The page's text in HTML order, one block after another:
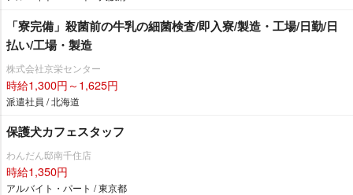
「寮完備」殺菌前の牛乳の細菌検査/即入寮/製造・工場/日勤/日
払い/工場・製造
株式会社京栄センター
時給1,300円～1,625円
派遣社員 / 北海道
保護犬カフェスタッフ
わんだん邸南千住店
時給1,350円
アルバイト・パート / 東京都